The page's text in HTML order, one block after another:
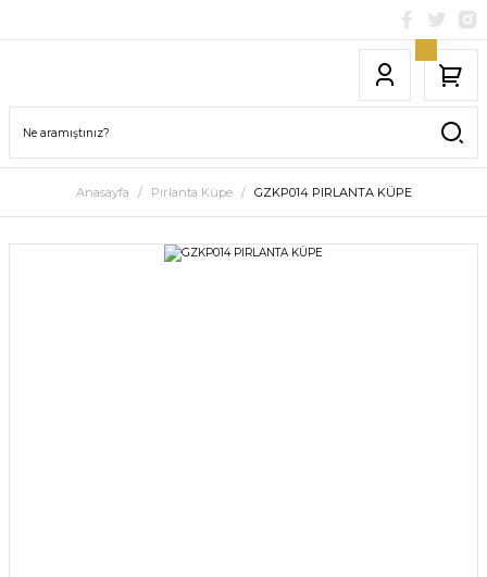
Anasayfa Pırlanta Küpe GZKP014 PIRLANTA KÜPE